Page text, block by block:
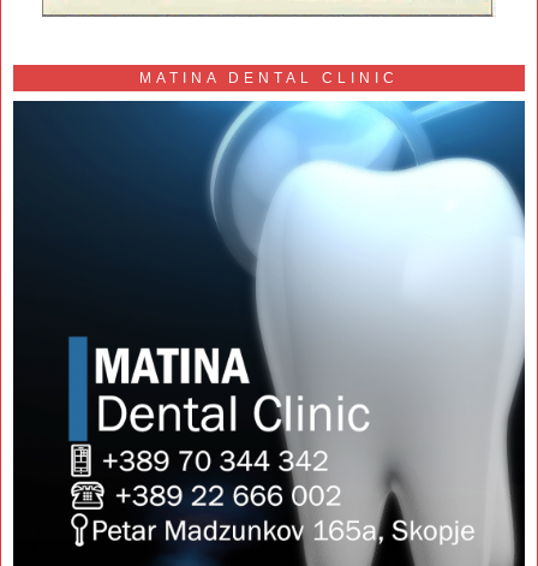
MATINA DENTAL CLINIC